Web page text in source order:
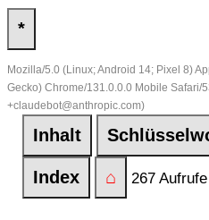
*
Mozilla/5.0 (Linux; Android 14; Pixel 8)
Gecko) Chrome/131.0.0.0 Mobile Safari/
+claudebot@anthropic.com)
Inhalt
Index ⌂ 267 Aufrufe